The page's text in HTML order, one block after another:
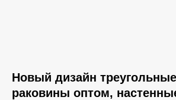
Новый дизайн
раковины оптом,